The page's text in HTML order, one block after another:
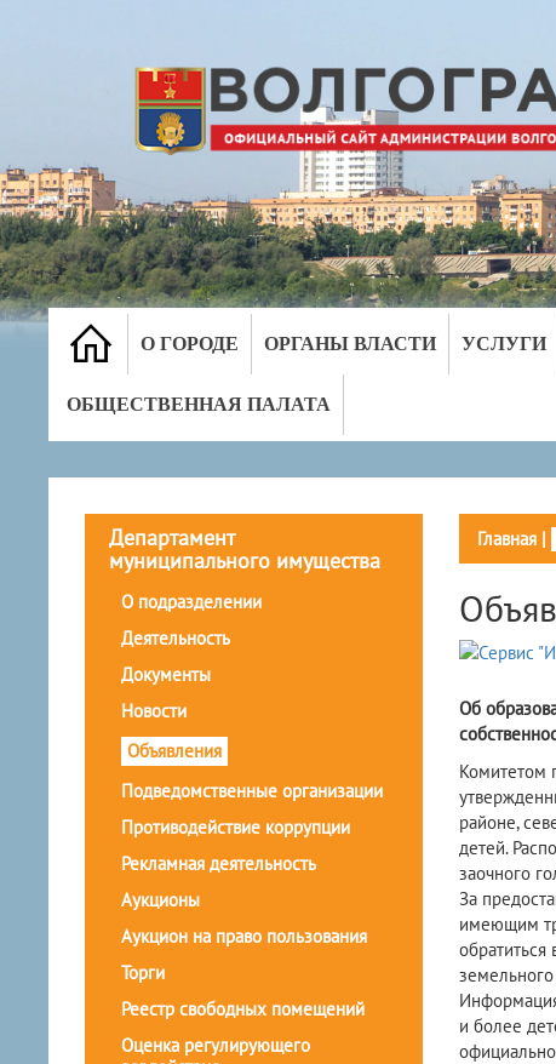
О ГОРОДЕ ОРГАНЫ ВЛАСТИ УСЛУГИ
ОБЩЕСТВЕННАЯ ПАЛАТА
Департамент
муниципального имущества
О подразделении
Деятельность
Документы
Новости
Объявления
Подведомственные организации
Противодействие коррупции
Рекламная деятельность
Аукционы
Аукцион на право пользования
Торги
Реестр свободных помещений
Оценка регулирующего
Главная|
Об
Комитетом
районе,
детей.
заочного
За
имеющим
и более